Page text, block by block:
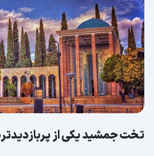
تخت جمشید یکی از